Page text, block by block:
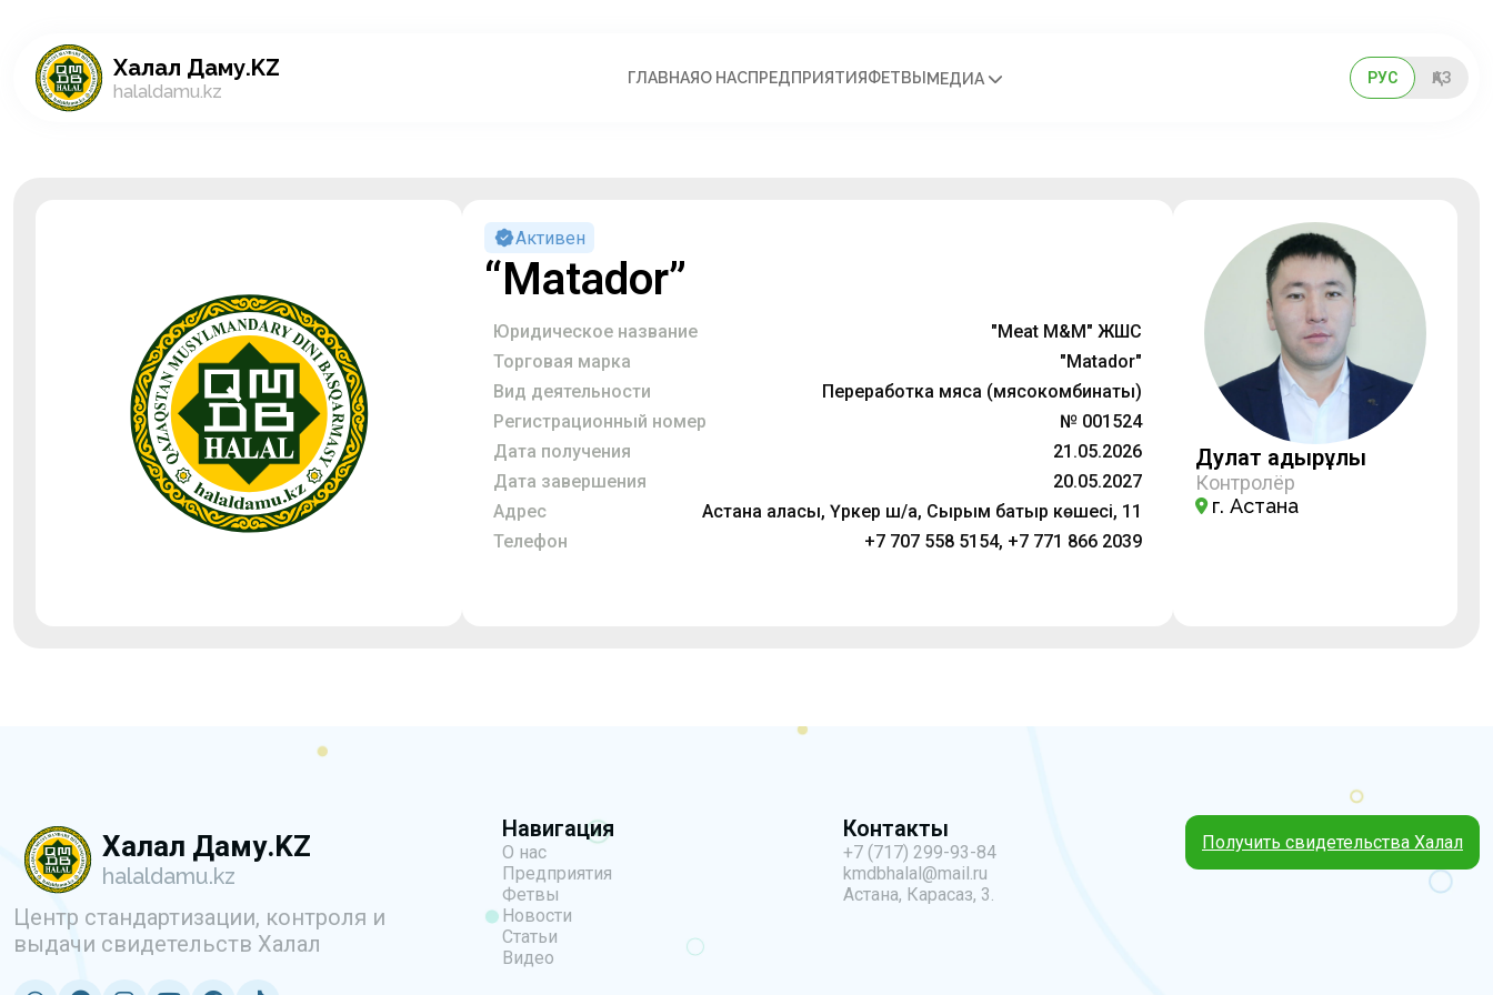
Халал Даму.KZ
halaldamu.kz
ГЛАВНАЯО НАСПРЕДПРИЯТИЯФЕТВЫ МЕДИА РУС ҚАЗ
Активен
“Matador”
Юридическое название
"Meat M&M" ЖШС
Торговая марка
"Matador"
Вид деятельности
Переработка мяса (мясокомбинаты)
Регистрационный номер
№ 001524
Дата получения
21.05.2026
Дата завершения
20.05.2027
Адрес
Астана қаласы, Үркер ш/а, Сырым батыр көшесі, 11
Телефон
+7 707 558 5154, +7 771 866 2039
Дулат Қадырұлы
Контролёр
г. Астана
Халал Даму.KZ
halaldamu.kz
Центр стандартизации, контроля и
выдачи свидетельств Халал
Навигация
О нас
Предприятия
Фетвы
Новости
Статьи
Видео
Контакты
+7 (717) 299-93-84
kmdbhalal@mail.ru
Астана, Карасаз, 3.
Получить свидетельства Халал